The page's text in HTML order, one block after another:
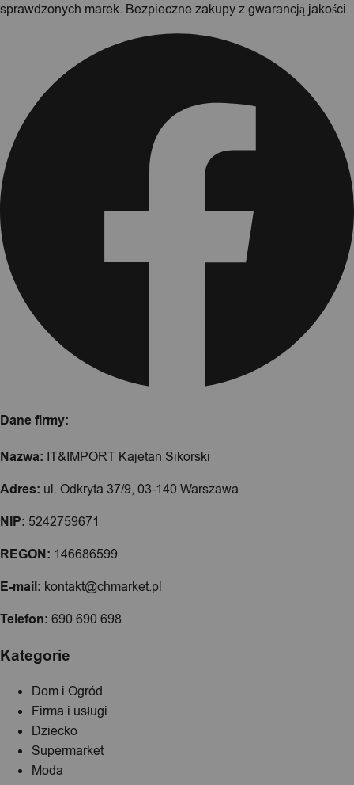
sprawdzonych marek. Bezpieczne zakupy z gwarancją jakości.
Dane firmy:
Nazwa: IT&IMPORT Kajetan Sikorski
Adres: ul. Odkryta 37/9, 03-140 Warszawa
NIP: 5242759671
REGON: 146686599
E-mail: kontakt@chmarket.pl
Telefon: 690 690 698
Kategorie
Dom i Ogród
Firma i usługi
Dziecko
Supermarket
Moda